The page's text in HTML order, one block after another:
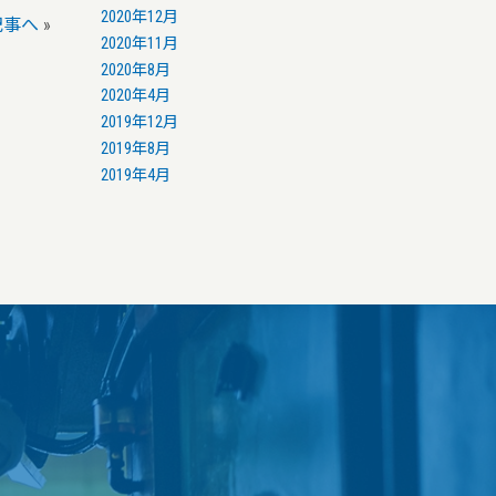
へ »
2020年12月
2020年11月
2020年8月
2020年4月
2019年12月
2019年8月
2019年4月